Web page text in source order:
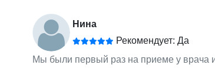
Нина
Рекомендует: Да
Мы были первый раз на приеме у врача